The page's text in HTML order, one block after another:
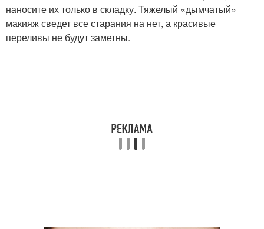
наносите их только в складку. Тяжелый «дымчатый»
макияж сведет все старания на нет, а красивые
переливы не будут заметны.